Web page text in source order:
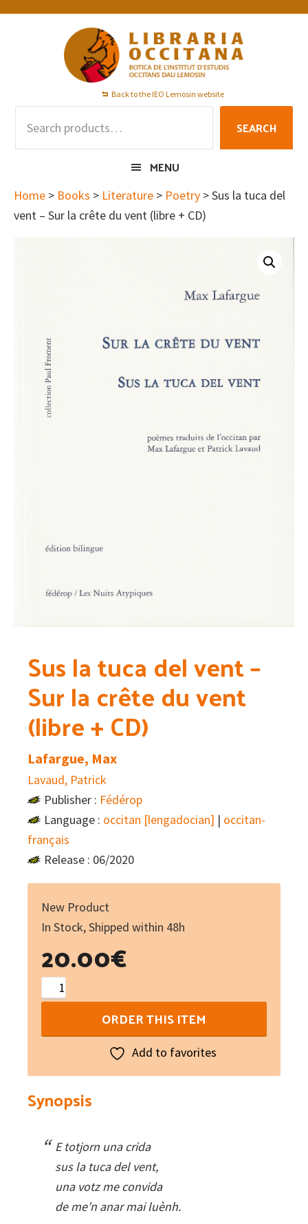
Skip
Skip
Skip
Back to the IEO Lemosin website
SEARCH
MENU
Home > Books > Literature > Poetry > Sus la tuca del
vent – Sur la crête du vent (libre + CD)
Sus la tuca del vent –
Sur la crête du vent
(libre + CD)
Lafargue, Max
Lavaud, Patrick
Publisher : Fédérop
Language : occitan [lengadocian] | occitan-
français
Release : 06/2020
New Product
In Stock, Shipped within 48h
20.00€
la
Sur
crête
vent
(libre
ORDER THIS ITEM
Add to favorites
Synopsis
E totjorn una crida
sus la tuca del vent,
una votz me convida
de me’n anar mai luènh.